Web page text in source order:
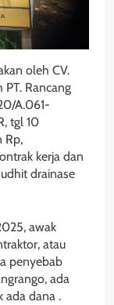
oleh CV.
PT. Rancang
A.061-
tgl 10
Rp,
kerja dan
drainase
awak
atau
penyebab
ada
ada dana .